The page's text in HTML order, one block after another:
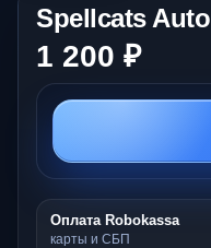
Spellcats
1 200 ₽
Оплата Robokassa
карты и СБП